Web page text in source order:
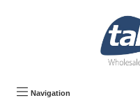
Navigation